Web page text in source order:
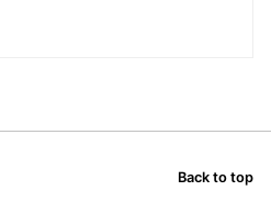
Back to top